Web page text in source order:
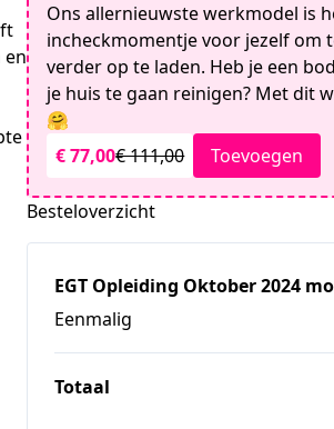
en
Ons allernieuwste werkmodel is
incheckmomentje voor jezelf om
verder op te laden. Heb je een
je huis te gaan reinigen? Met dit
🤗
€ 77,00€ 111,00 Toevoegen
Besteloverzicht
EGT Opleiding Oktober 2024
Eenmalig
Totaal